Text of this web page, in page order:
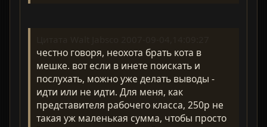
честно говоря, неохота брать кота в
мешке. вот если в инете поискать и
послухать, можно уже делать выводы -
идти или не идти. Для меня, как
представителя рабочего класса, 250р не
такая уж маленькая сумма, чтобы просто